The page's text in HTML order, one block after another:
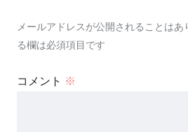
メールアドレスが公開されることはあ
る欄は必須項目です
コメント ※